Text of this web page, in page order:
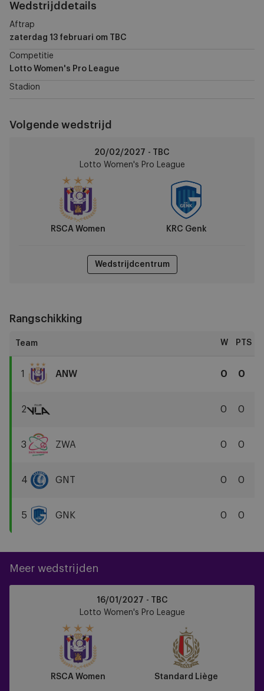
Wedstrijddetails
Aftrap
zaterdag 13 februari om TBC
Competitie
Lotto Women's Pro League
Stadion
Volgende wedstrijd
20/02/2027 - TBC
Lotto Women's Pro League
RSCA Women KRC Genk
Wedstrijdcentrum
Rangschikking
W PTS
1
Women
ANW 0 0
2
YLA
0 0
3
Zulte
Waregem
ZWA 0 0
4
Gent
GNT 0 0
5
GNK 0 0
Meer wedstrijden
16/01/2027 - TBC
Lotto Women's Pro League
RSCA Women Standard Liège